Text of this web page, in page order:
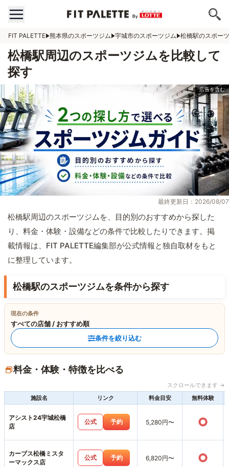
FIT PALETTE 熊本県のスポーツジム 宇城市のスポーツジム 松橋駅のスポー
松橋駅周辺のスポーツジムを比較して
探す
最終更新日：2026/08/07
松橋駅周辺のスポーツジムを、目的別のおすすめから探した
り、料金・体験・設備などの条件で比較したりできます。掲
載情報は、FIT PALETTE編集部が公式情報と独自取材をもと
に整理しています。
松橋駅のスポーツジムを条件から探す
現在の条件
すべての店舗 / おすすめ順
条件を絞り込む
料金・体験・特徴を比べる
スクロールできます →
施設名
リンク 料金目安 無料体験
アシスト24宇城松橋
店
公式 予約 5,280円〜 ○
カーブス松橋ミスタ
ーマックス店
公式 予約 6,820円〜 ○